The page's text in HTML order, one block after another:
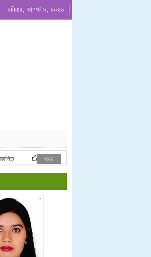
রবিবার, আগস্ট ৯, ২০২৬
পরিচালন ও রক্ষনাবেক্ষন কর্মপরিকল্পনা ২০২৫-২০২৬
খবর